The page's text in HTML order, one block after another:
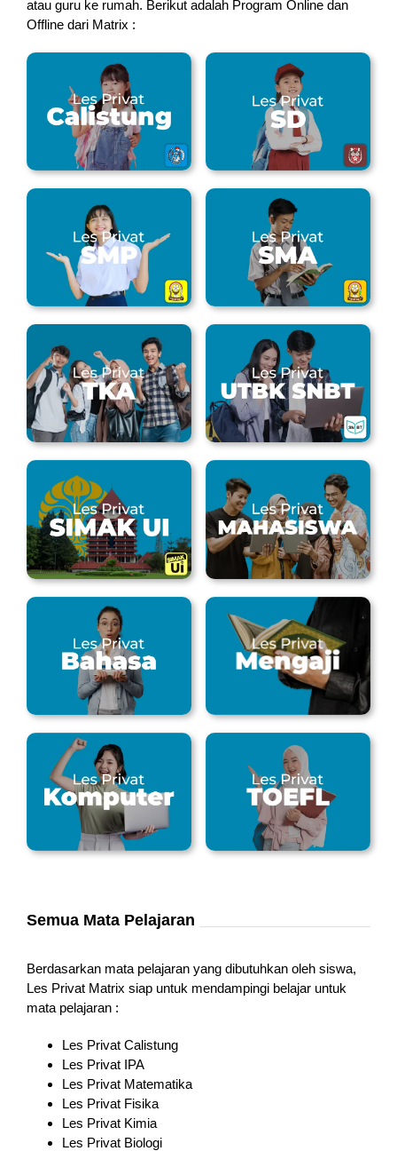
atau guru ke rumah. Berikut adalah Program Online dan
Offline dari Matrix :
Semua Mata Pelajaran
Berdasarkan mata pelajaran yang dibutuhkan oleh siswa,
Les Privat Matrix siap untuk mendampingi belajar untuk
mata pelajaran :
Les Privat Calistung
Les Privat IPA
Les Privat Matematika
Les Privat Fisika
Les Privat Kimia
Les Privat Biologi